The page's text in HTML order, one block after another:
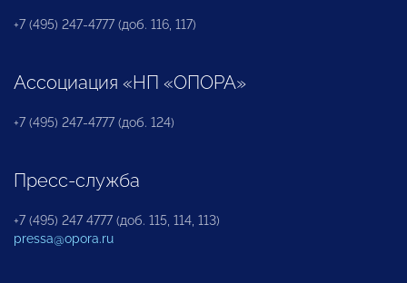
+7 (495) 247-4777 (доб. 116, 117)
Ассоциация «НП «ОПОРА»
+7 (495) 247-4777 (доб. 124)
Пресс-служба
+7 (495) 247 4777 (доб. 115, 114, 113)
pressa@opora.ru